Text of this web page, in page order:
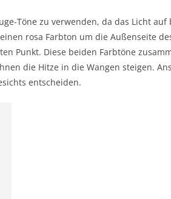
Töne zu verwenden, da das Licht
rosa Farbton um die Außenseite
Punkt. Diese beiden Farbtöne
die Hitze in die Wangen steigen.
entscheiden.